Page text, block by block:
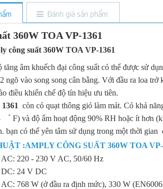
Đánh giá sản phẩm
360W TOA VP-1361
công suất 360W TOA VP-1361
tăng âm khuếch đại công suất có thể được sử
ngõ vào song song cân bằng. Với đầu ra loa
điều khiển chế độ tín hiệu ưu tiên.
còn có quạt thông gió làm mát. Có khả
F) và độ ẩm hoạt động 90% RH hoặc ít hơn
bạn có thể yên tâm sử dụng trong một thời gian
:AMPLY CÔNG SUẤT 360W TOA VP-
AC: 220 - 230 V AC, 50/60 Hz
DC: 24 V DC
AC: 768 W (ở đầu ra định mức), 330 W